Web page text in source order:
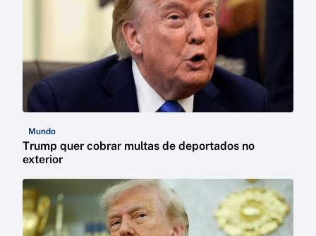
Mundo
Trump quer cobrar multas de deportados no
exterior